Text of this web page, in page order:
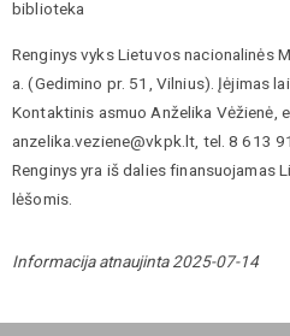
biblioteka
Renginys vyks Lietuvos nacionalinės
a. (Gedimino pr. 51, Vilnius). Įėjimas
Kontaktinis asmuo Anželika Vėžienė,
anzelika.veziene@vkpk.lt, tel. 8 613
Renginys yra iš dalies finansuojamas
lėšomis.
Informacija atnaujinta 2025-07-14